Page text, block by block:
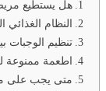
هل يستطيع
النظام
تنظيم الوجبات
اطعمة
متى يجب على